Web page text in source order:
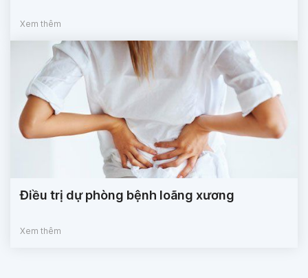
Xem thêm
Điều trị dự phòng bệnh loãng xương
Xem thêm